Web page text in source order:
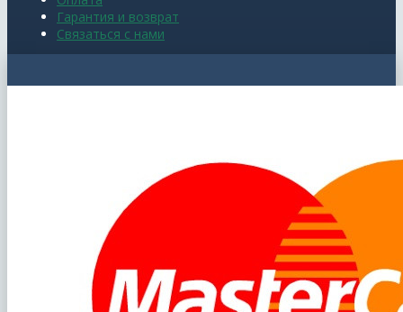
Гарантия и возврат
Связаться с нами